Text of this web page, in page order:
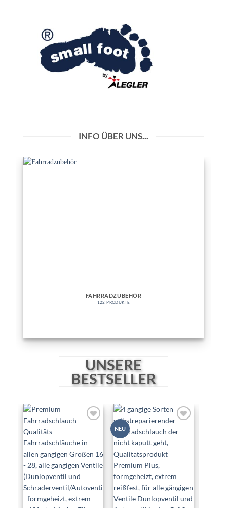
INFO ÜBER UNS...
FAHRRADZUBEHÖR
122 PRODUKTE
UNSERE
BESTSELLER
hinzufügen
NEU
Wunschliste
hinzufügen